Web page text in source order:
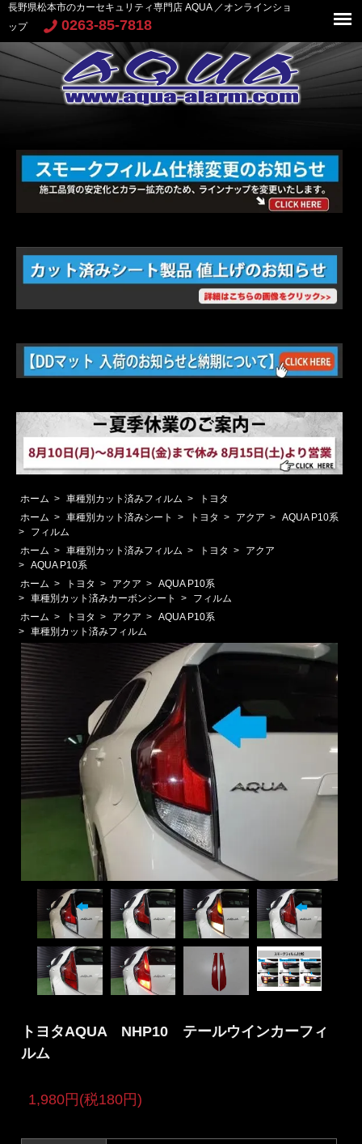
長野県松本市のカーセキュリティ専門店 AQUA ／オンラインショ
ップ
0263-85-7818
ホーム > 車種別カット済みフィルム >
トヨタ
ホーム > 車種別カット済みシート > トヨタ > アクア > AQUA P10系
>
フィルム
ホーム > 車種別カット済みフィルム > トヨタ >
アクア
> AQUA P10系
ホーム > トヨタ > アクア > AQUA P10系
> 車種別カット済みカーボンシート >
フィルム
ホーム > トヨタ > アクア > AQUA P10系
> 車種別カット済みフィルム
トヨタAQUA NHP10 テールウインカーフィ
ルム
1,980円(税180円)